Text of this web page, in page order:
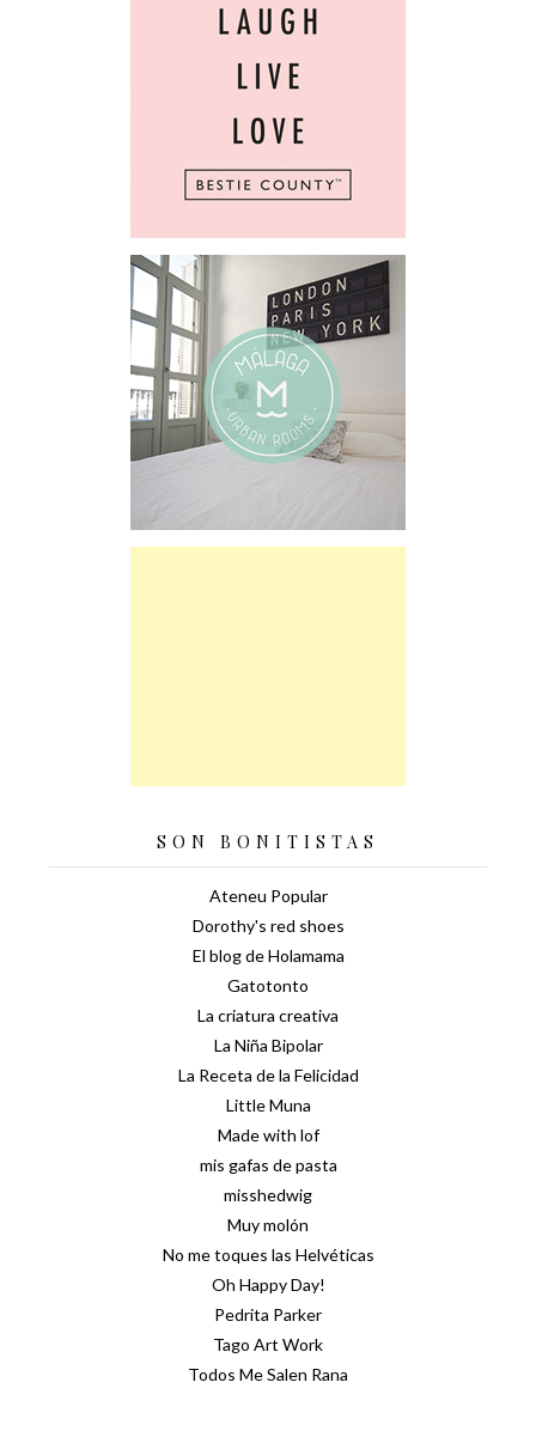
SON BONITISTAS
Ateneu Popular
Dorothy's red shoes
El blog de Holamama
Gatotonto
La criatura creativa
La Niña Bipolar
La Receta de la Felicidad
Little Muna
Made with lof
mis gafas de pasta
misshedwig
Muy molón
No me toques las Helvéticas
Oh Happy Day!
Pedrita Parker
Tago Art Work
Todos Me Salen Rana